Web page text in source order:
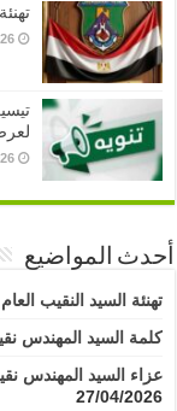
أحدث المواضيع
تهنئة السيد النقيب
كلمة السيد المهندس
عزاء السيد المهندس
27/04/2026